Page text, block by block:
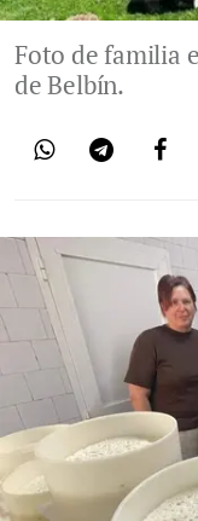
Foto de familia
de Belbín.